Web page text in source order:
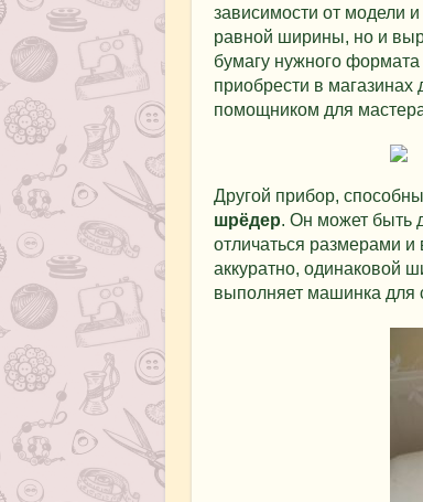
зависимости от модели
равной ширины, но и
бумагу нужного
приобрести в
помощником для
Другой прибор,
шрёдер. Он может быть
отличаться размерами и
аккуратно, одинаковой
выполняет машинка